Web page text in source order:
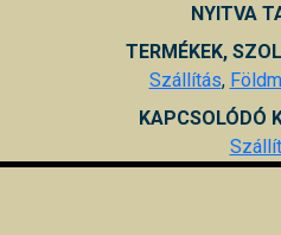
NYITVA
TERMÉKEK,
Szállítás,
KAPCSOLÓDÓ